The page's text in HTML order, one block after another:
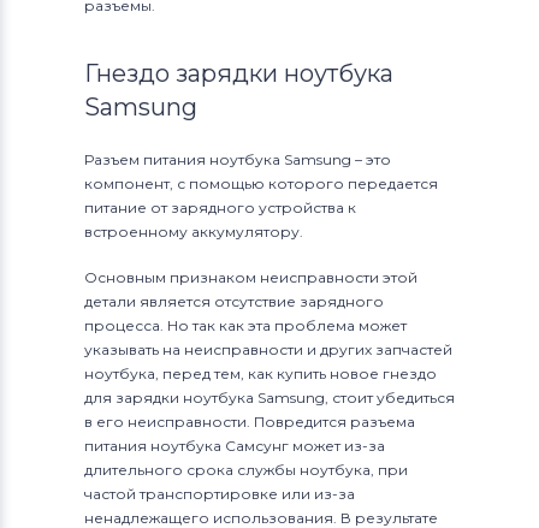
разъемы.
Гнездо зарядки ноутбука
Samsung
Разъем питания ноутбука Samsung – это
компонент, с помощью которого передается
питание от зарядного устройства к
встроенному аккумулятору.
Основным признаком неисправности этой
детали является отсутствие зарядного
процесса. Но так как эта проблема может
указывать на неисправности и других запчастей
ноутбука, перед тем, как купить новое гнездо
для зарядки ноутбука Samsung, стоит убедиться
в его неисправности. Повредится разъема
питания ноутбука Самсунг может из-за
длительного срока службы ноутбука, при
частой транспортировке или из-за
ненадлежащего использования. В результате